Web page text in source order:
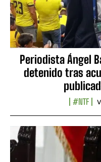
Periodista Ángel
detenido tras
#NTF